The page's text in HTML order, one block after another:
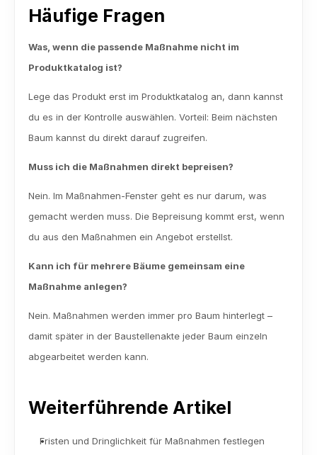
Häufige Fragen
Was, wenn die passende Maßnahme nicht im
Produktkatalog ist?
Lege das Produkt erst im Produktkatalog an, dann kannst
du es in der Kontrolle auswählen. Vorteil: Beim nächsten
Baum kannst du direkt darauf zugreifen.
Muss ich die Maßnahmen direkt bepreisen?
Nein. Im Maßnahmen-Fenster geht es nur darum, was
gemacht werden muss. Die Bepreisung kommt erst, wenn
du aus den Maßnahmen ein Angebot erstellst.
Kann ich für mehrere Bäume gemeinsam eine
Maßnahme anlegen?
Nein. Maßnahmen werden immer pro Baum hinterlegt –
damit später in der Baustellenakte jeder Baum einzeln
abgearbeitet werden kann.
Weiterführende Artikel
Fristen und Dringlichkeit für Maßnahmen festlegen